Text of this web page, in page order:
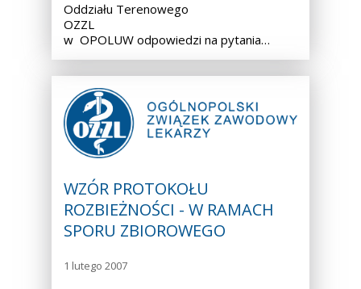
Oddziału Terenowego
OZZL
w OPOLUW odpowiedzi na pytania…
WZÓR PROTOKOŁU
ROZBIEŻNOŚCI - W RAMACH
SPORU ZBIOROWEGO
1 lutego 2007